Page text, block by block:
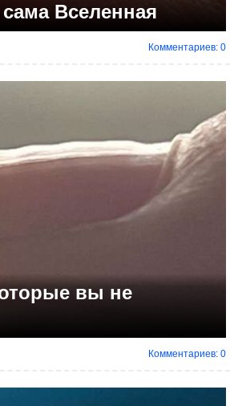
Вселенная
Комментариев: 0
вы не
Комментариев: 0